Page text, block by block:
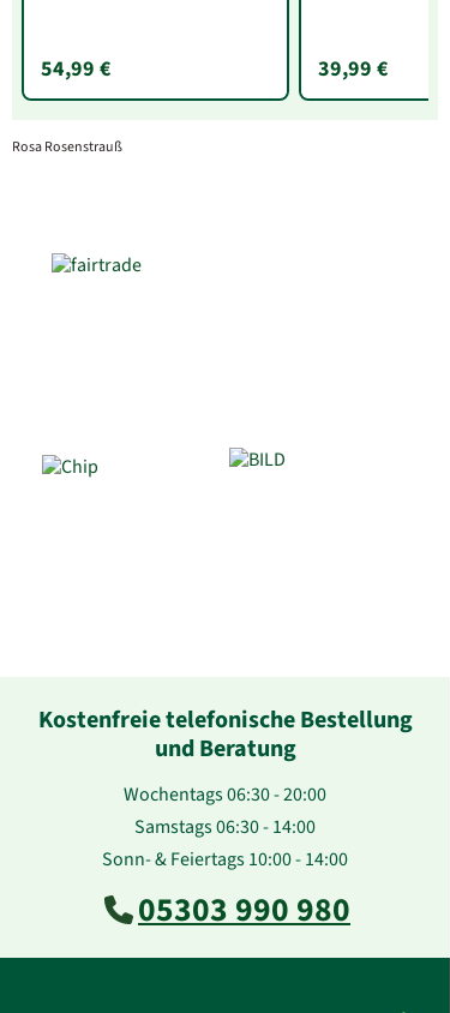
54,99 € 39,99 €
Rosa Rosenstrauß
Kostenfreie telefonische Bestellung
und Beratung
Wochentags 06:30 - 20:00
Samstags 06:30 - 14:00
Sonn- & Feiertags 10:00 - 14:00
05303 990 980